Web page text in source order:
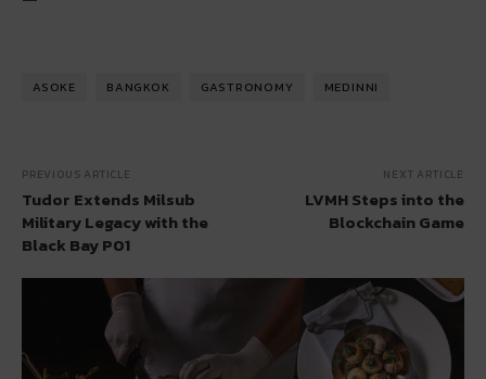
ASOKE BANGKOK GASTRONOMY MEDINNI
PREVIOUS ARTICLE
Tudor Extends Milsub
Military Legacy with the
Black Bay P01
NEXT ARTICLE
LVMH Steps into the
Blockchain Game